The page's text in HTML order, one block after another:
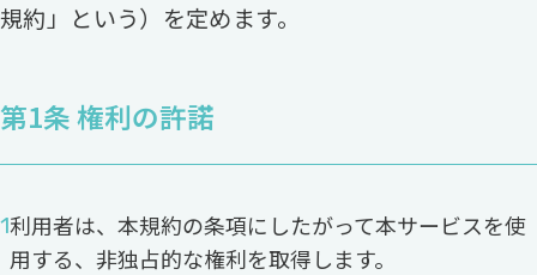
規約」という）を定めます。
第1条 権利の許諾
利用者は、本規約の条項にしたがって本サービスを使
用する、非独占的な権利を取得します。